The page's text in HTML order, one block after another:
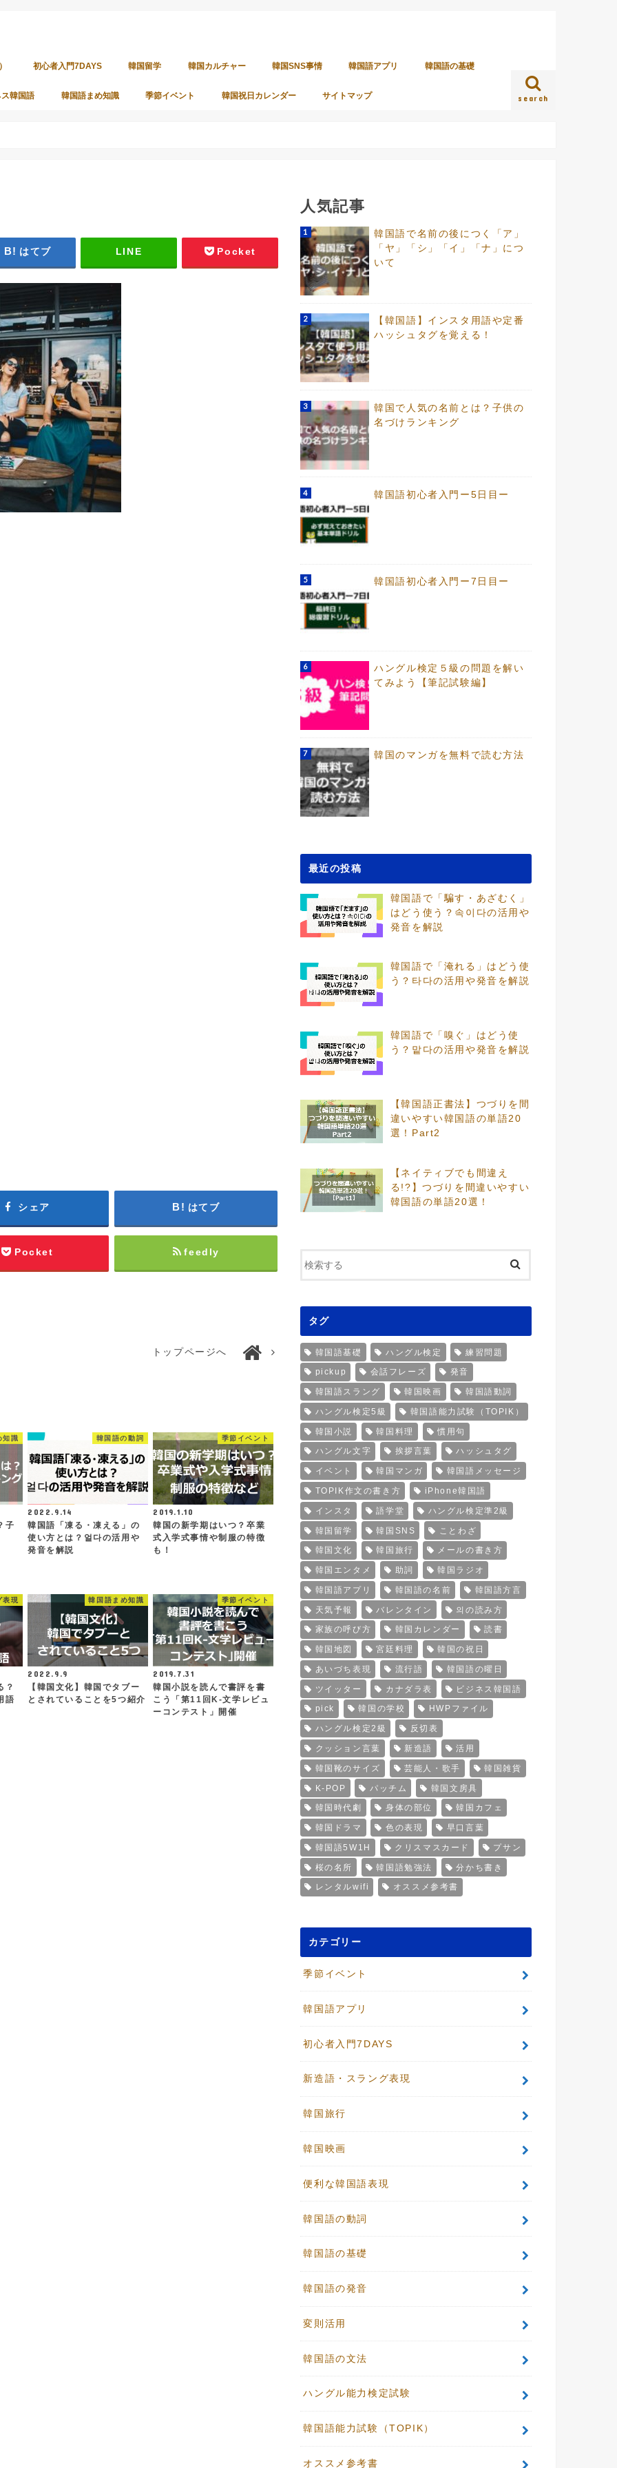
search
初心者入門7DAYS 韓国留学 韓国カルチャー 韓国SNS事情 韓国語アプリ 韓国語の基礎
韓国語 韓国語まめ知識 季節イベント 韓国祝日カレンダー サイトマップ
はてブ LINE Pocket
シェア はてブ
Pocket feedly
トップページへ
知識
子
韓国語の動詞
2022.9.14
韓国語「凍る・凍える」の
使い方とは？얼다の活用や
発音を解説
季節イベント
2019.1.10
韓国の新学期はいつ？卒業
式入学式事情や制服の特徴
も！
表現
？
語
韓国語まめ知識
2022.9.9
【韓国文化】韓国でタブー
とされていることを5つ紹介
季節イベント
2019.7.31
韓国小説を読んで書評を書
こう「第11回K-文学レビュ
ーコンテスト」開催
人気記事
韓国語で名前の後につく「ア」
「ヤ」「シ」「イ」「ナ」につ
いて
【韓国語】インスタ用語や定番
ハッシュタグを覚える！
韓国で人気の名前とは？子供の
名づけランキング
韓国語初心者入門ー5日目ー
韓国語初心者入門ー7日目ー
ハングル検定５級の問題を解い
てみよう【筆記試験編】
韓国のマンガを無料で読む方法
最近の投稿
韓国語で「騙す・あざむく」
はどう使う？속이다の活用や
発音を解説
韓国語で「淹れる」はどう使
う？타다の活用や発音を解説
韓国語で「嗅ぐ」はどう使
う？맡다の活用や発音を解説
【韓国語正書法】つづりを間
違いやすい韓国語の単語20
選！Part2
【ネイティブでも間違え
る!?】つづりを間違いやすい
韓国語の単語20選！
タグ
韓国語基礎 ハングル検定 練習問題
pickup 会話フレーズ 発音
韓国語スラング 韓国映画 韓国語動詞
ハングル検定5級 韓国語能力試験（TOPIK）
韓国小説 韓国料理 慣用句
ハングル文字 挨拶言葉 ハッシュタグ
イベント 韓国マンガ 韓国語メッセージ
TOPIK作文の書き方 iPhone韓国語
インスタ 語学堂 ハングル検定準2級
韓国留学 韓国SNS ことわざ
韓国文化 韓国旅行 メールの書き方
韓国エンタメ 助詞 韓国ラジオ
韓国語アプリ 韓国語の名前 韓国語方言
天気予報 バレンタイン 의の読み方
家族の呼び方 韓国カレンダー 読書
韓国地図 宮廷料理 韓国の祝日
あいづち表現 流行語 韓国語の曜日
ツイッター カナダラ表 ビジネス韓国語
pick 韓国の学校 HWPファイル
ハングル検定2級 反切表
クッション言葉 新造語 活用
韓国靴のサイズ 芸能人・歌手 韓国雑貨
K-POP パッチム 韓国文房具
韓国時代劇 身体の部位 韓国カフェ
韓国ドラマ 色の表現 早口言葉
韓国語5W1H クリスマスカード プサン
桜の名所 韓国語勉強法 分かち書き
レンタルwifi オススメ参考書
カテゴリー
季節イベント
韓国語アプリ
初心者入門7DAYS
新造語・スラング表現
韓国旅行
韓国映画
便利な韓国語表現
韓国語の動詞
韓国語の基礎
韓国語の発音
変則活用
韓国語の文法
ハングル能力検定試験
韓国語能力試験（TOPIK）
オススメ参考書